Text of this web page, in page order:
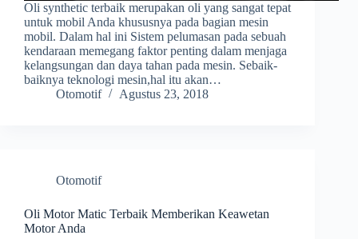
Oli synthetic terbaik merupakan oli yang sangat tepat
untuk mobil Anda khususnya pada bagian mesin
mobil. Dalam hal ini Sistem pelumasan pada sebuah
kendaraan memegang faktor penting dalam menjaga
kelangsungan dan daya tahan pada mesin. Sebaik-
baiknya teknologi mesin,hal itu akan…
Otomotif
Agustus 23, 2018
Otomotif
Oli Motor Matic Terbaik Memberikan Keawetan
Motor Anda